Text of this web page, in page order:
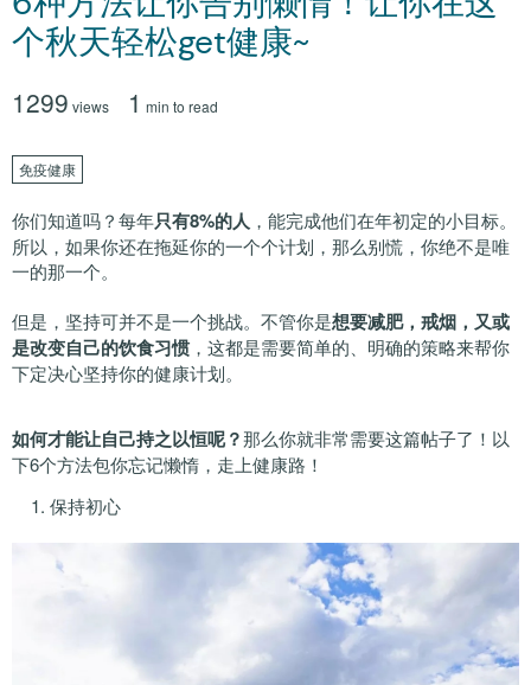
个秋天轻松get健康~
1299 views 1 min to read
免疫健康
你们知道吗？每年只有8%的人 ，能完成他们在年初定的小目标。
所以，如果你还在拖延你的一个个计划，那么别慌，你绝不是唯
一的那一个。
但是，坚持可并不是一个挑战。不管你是想要减肥，戒烟，又或
是改变自己的饮食习惯 ，这都是需要简单的、明确的策略来帮你
下定决心坚持你的健康计划。
如何才能让自己持之以恒呢？那么你就非常需要这篇帖子了！以
下6个方法包你忘记懒惰，走上健康路！
1. 保持初心